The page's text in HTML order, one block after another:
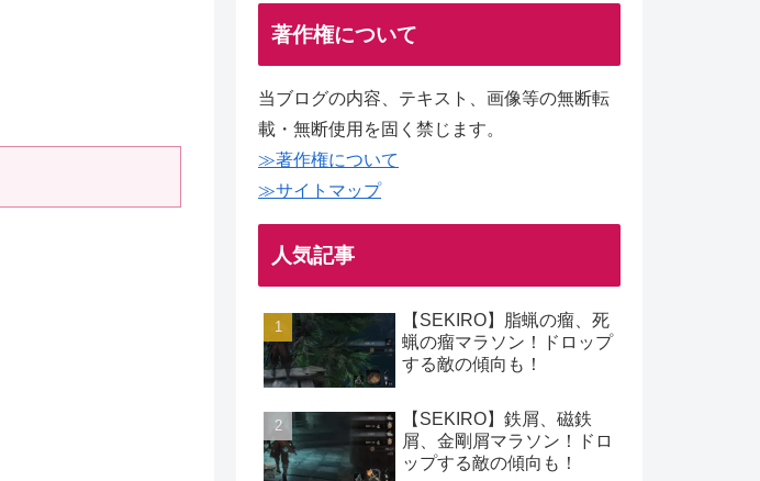
著作権について
当ブログの内容、テキスト、画像等の無断転
載・無断使用を固く禁じます。
≫著作権について
≫サイトマップ
人気記事
【SEKIRO】脂蝋の瘤、死
蝋の瘤マラソン！ドロップ
する敵の傾向も！
【SEKIRO】鉄屑、磁鉄
屑、金剛屑マラソン！ドロ
ップする敵の傾向も！